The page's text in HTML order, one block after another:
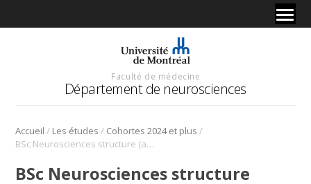
Faculté de médecine
Département de neurosciences
Accueil / Les études / Cohortes 2024 et plus /
BSc Neurosciences structure (ans 123) cohortes 2024 et plus_Page_01
BSc Neurosciences structure